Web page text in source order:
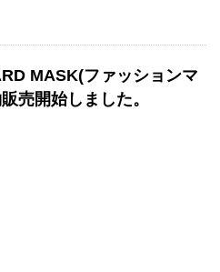
MASK(ファッションマ
売開始しました。